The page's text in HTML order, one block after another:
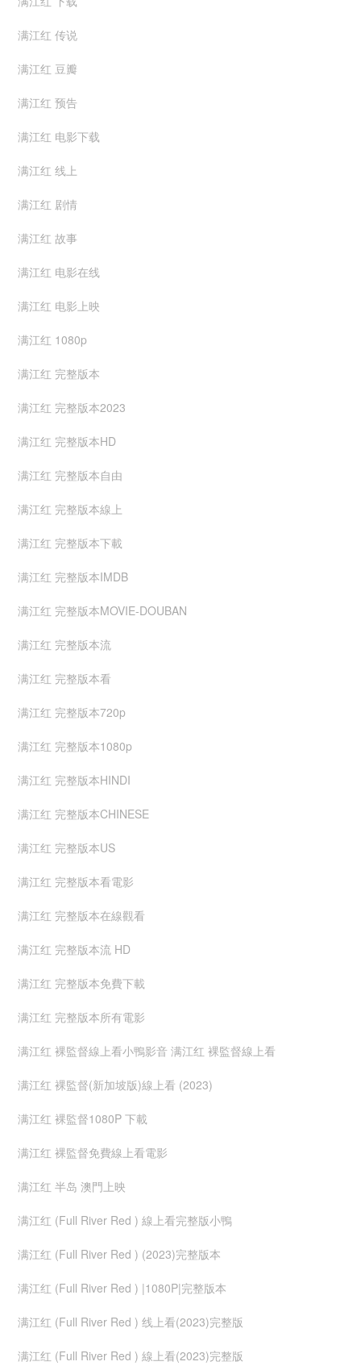
满江红 传说
满江红 豆瓣
满江红 预告
满江红 电影下载
满江红 线上
满江红 剧情
满江红 故事
满江红 电影在线
满江红 电影上映
满江红 1080p
满江红 完整版本
满江红 完整版本2023
满江红 完整版本HD
满江红 完整版本自由
满江红 完整版本線上
满江红 完整版本下載
满江红 完整版本IMDB
满江红 完整版本MOVIE-DOUBAN
满江红 完整版本流
满江红 完整版本看
满江红 完整版本720p
满江红 完整版本1080p
满江红 完整版本HINDI
满江红 完整版本CHINESE
满江红 完整版本US
满江红 完整版本看電影
满江红 完整版本在線觀看
满江红 完整版本流 HD
满江红 完整版本免費下載
满江红 完整版本所有電影
满江红 裸監督線上看小鴨影音 满江红 裸監督線上看
满江红 裸監督(新加坡版)線上看 (2023)
满江红 裸監督1080P 下載
满江红 裸監督免費線上看電影
满江红 半岛 澳門上映
满江红 (Full River Red ) 線上看完整版小鴨
满江红 (Full River Red ) (2023)完整版本
满江红 (Full River Red ) |1080P|完整版本
满江红 (Full River Red ) 线上看(2023)完整版
满江红 (Full River Red ) 線上看(2023)完整版